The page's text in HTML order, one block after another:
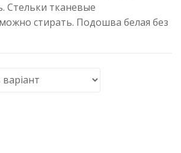
Стельки тканевые
стирать. Подошва белая без
кількість